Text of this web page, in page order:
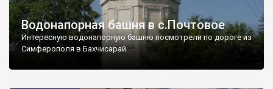
Водонапорная башня в с.Почтовое
Интересную водонапорную башню посмотрели по дороге из
Симферополя в Бахчисарай.